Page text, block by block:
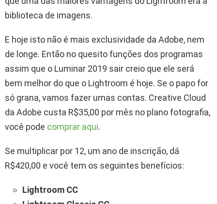
biblioteca de imagens.
E hoje isto não é mais exclusividade da Adobe, nem
de longe. Então no quesito funções dos programas
assim que o Luminar 2019 sair creio que ele será
bem melhor do que o Lightroom é hoje. Se o papo for
só grana, vamos fazer umas contas. Creative Cloud
da Adobe custa R$35,00 por mês no plano fotografia,
você pode comprar aqui.
Se multiplicar por 12, um ano de inscrição, dá
R$420,00 e você tem os seguintes benefícios:
Lightroom CC